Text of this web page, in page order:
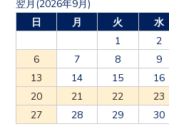
日
月 火 水
1
2
6
7 8 9
13
14 15 16
20
21 22 23
27
28 29 30